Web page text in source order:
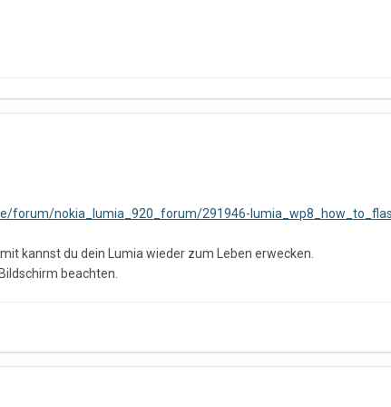
forum/nokia_lumia_920_forum/291946-
kannst du dein Lumia wieder zum Leben erwecken.
beachten.